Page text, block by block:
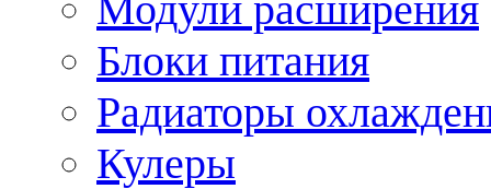
Блоки питания
Радиаторы
Кулеры